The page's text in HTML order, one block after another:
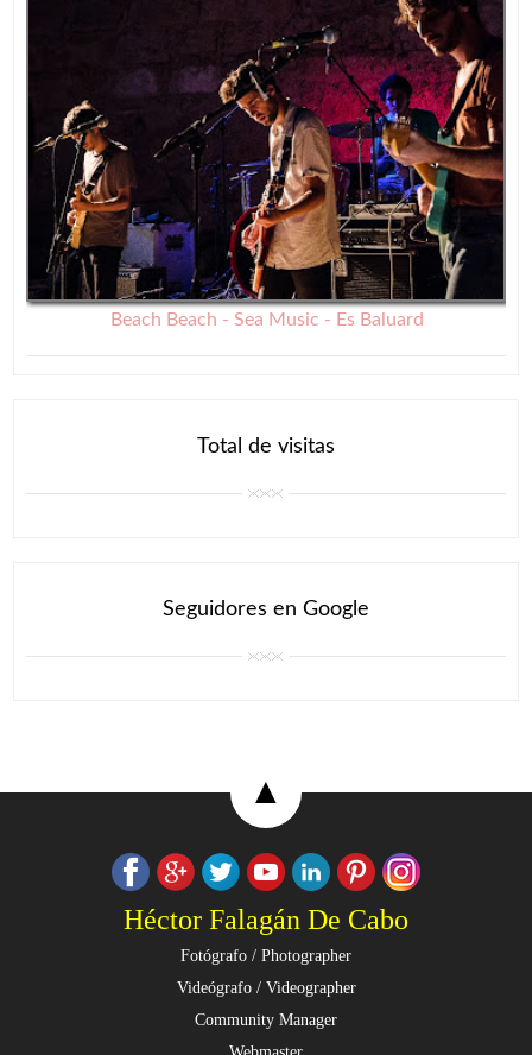
Beach Beach - Sea Music - Es Baluard
Total de visitas
Seguidores en Google
▲
Héctor Falagán De Cabo
Fotógrafo / Photographer
Videógrafo / Videographer
Community Manager